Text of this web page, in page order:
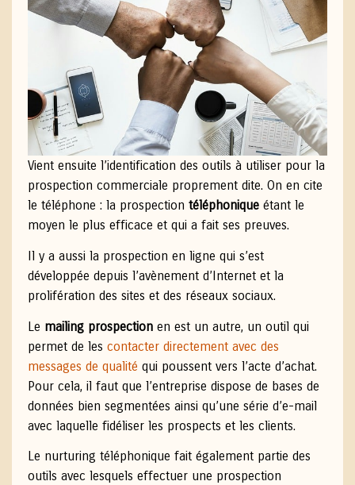
Vient ensuite l’identification des outils à utiliser pour la
prospection commerciale proprement dite. On en cite
le téléphone : la prospection téléphonique étant le
moyen le plus efficace et qui a fait ses preuves.
Il y a aussi la prospection en ligne qui s’est
développée depuis l’avènement d’Internet et la
prolifération des sites et des réseaux sociaux.
Le mailing prospection en est un autre, un outil qui
permet de les contacter directement avec des
messages de qualité qui poussent vers l’acte d’achat.
Pour cela, il faut que l’entreprise dispose de bases de
données bien segmentées ainsi qu’une série d’e-mail
avec laquelle fidéliser les prospects et les clients.
Le nurturing téléphonique fait également partie des
outils avec lesquels effectuer une prospection